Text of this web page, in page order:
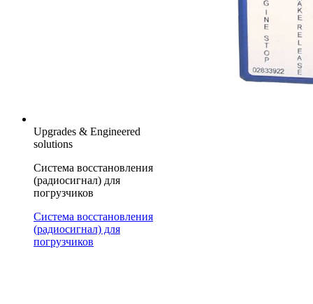
Upgrades & Engineered
solutions
Система восстановления
(радиосигнал) для
погрузчиков
Система восстановления
(радиосигнал) для
погрузчиков